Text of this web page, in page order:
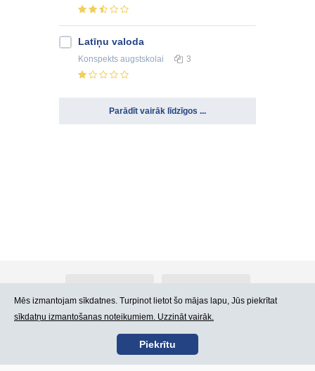
Latīņu valoda
Konspekts augstskolai 3
Parādīt vairāk līdzīgos ...
Kontakti Lietošanas noteikumi
Mēs izmantojam sīkdatnes. Turpinot lietot šo mājas lapu, Jūs piekrītat
sīkdatņu izmantošanas noteikumiem. Uzzināt vairāk.
Piekrītu